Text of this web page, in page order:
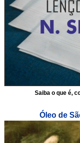
Saiba o que é,
Óleo de